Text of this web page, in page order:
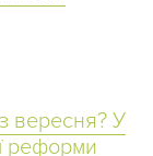
вересня? У
реформи